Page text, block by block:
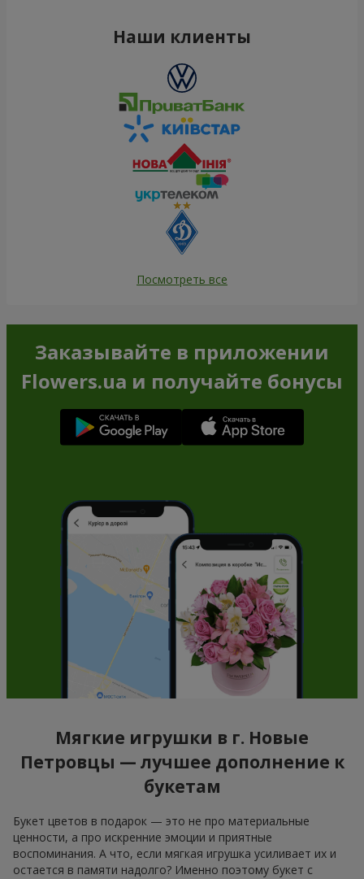
Наши клиенты
Посмотреть все
Заказывайте в приложении
Flowers.ua и получайте бонусы
Мягкие игрушки в г. Новые
Петровцы — лучшее дополнение к
букетам
Букет цветов в подарок — это не про материальные
ценности, а про искренние эмоции и приятные
воспоминания. А что, если мягкая игрушка усиливает их и
остается в памяти надолго? Именно поэтому букет с